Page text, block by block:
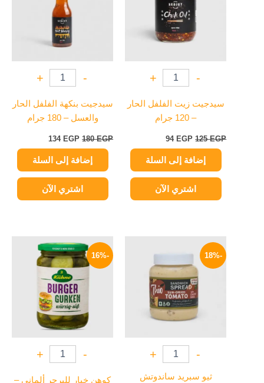
-
+
سيدجيت زيت الفلفل الحار
– 120 جرام
125EGP
94 EGP
إضافة إلى السلة
اشتري الآن
-
+
سيدجيت بنكهة الفلفل الحار
والعسل – 180 جرام
180EGP
134 EGP
إضافة إلى السلة
اشتري الآن
-18%
-
+
ثيو سبريد ساندوتش
60 EGP.
49 EGP.
-16%
-
+
كوهن خيار للبرجر ألماني –
السعر
الأصلي
هو:
250 EGP.
السعر
الحالي
هو: